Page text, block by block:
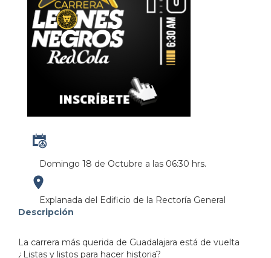
Domingo 18 de Octubre a las 06:30 hrs.
Explanada del Edificio de la Rectoría General
Descripción
La carrera más querida de Guadalajara está de vuelta
¿Listas y listos para hacer historia?